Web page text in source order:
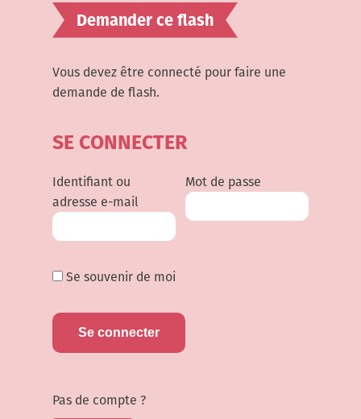
Demander ce flash
Vous devez être connecté pour faire une
demande de flash.
SE CONNECTER
Identifiant ou
adresse e-mail
Mot de passe
Se souvenir de moi
Pas de compte ?